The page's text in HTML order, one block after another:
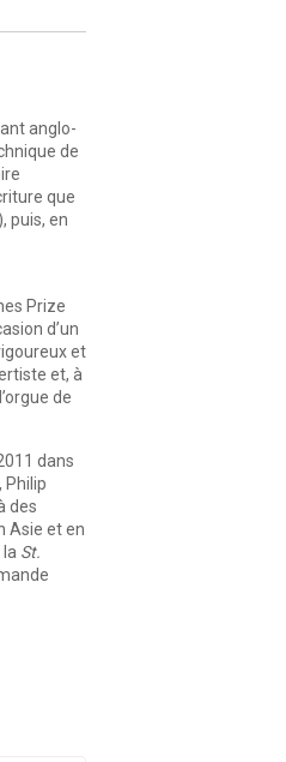
anglo-
de
que
puis, en
Prize
d’un
et
et, à
de
dans
Philip
des
Asie et en
St.